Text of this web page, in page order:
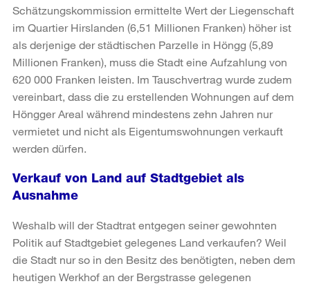
Schätzungskommission ermittelte Wert der Liegenschaft
im Quartier Hirslanden (6,51 Millionen Franken) höher ist
als derjenige der städtischen Parzelle in Höngg (5,89
Millionen Franken), muss die Stadt eine Aufzahlung von
620 000 Franken leisten. Im Tauschvertrag wurde zudem
vereinbart, dass die zu erstellenden Wohnungen auf dem
Höngger Areal während mindestens zehn Jahren nur
vermietet und nicht als Eigentumswohnungen verkauft
werden dürfen.
Verkauf von Land auf Stadtgebiet als
Ausnahme
Weshalb will der Stadtrat entgegen seiner gewohnten
Politik auf Stadtgebiet gelegenes Land verkaufen? Weil
die Stadt nur so in den Besitz des benötigten, neben dem
heutigen Werkhof an der Bergstrasse gelegenen